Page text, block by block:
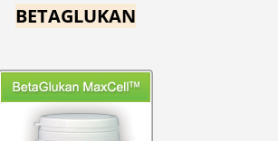
BETAGLUKAN